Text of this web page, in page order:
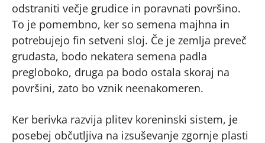
odstraniti večje grudice in poravnati površino.
To je pomembno, ker so semena majhna in
potrebujejo fin setveni sloj. Če je zemlja preveč
grudasta, bodo nekatera semena padla
pregloboko, druga pa bodo ostala skoraj na
površini, zato bo vznik neenakomeren.
Ker berivka razvija plitev koreninski sistem, je
posebej občutljiva na izsuševanje zgornje plasti